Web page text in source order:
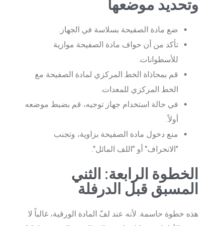
وتحديد موضعها
ضع مادة الصفيحة بسلاسة في الجهاز.
تأكد من أن حواف مادة الصفيحة موازية
للأسطوانات.
قم بمحاذاة الخط المركزي لمادة الصفيحة مع
الخط المركزي للمعدات.
في حالة استخدام جهاز توجيه، قم بضبط موضعه
أولاً.
منع دخول مادة الصفيحة بزاوية، وتجنب
"الانحراف" أو "اللف المائل".
الخطوة الرابعة: الثني
المسبق قبل الدرفلة
هذه خطوة حاسمة. لأنه عند لفّ المادة الورقية، غالباً لا